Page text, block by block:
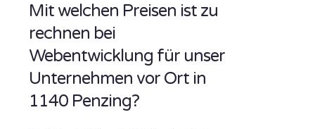
Mit welchen Preisen ist zu
rechnen bei
Webentwicklung für unser
Unternehmen vor Ort in
1140 Penzing?